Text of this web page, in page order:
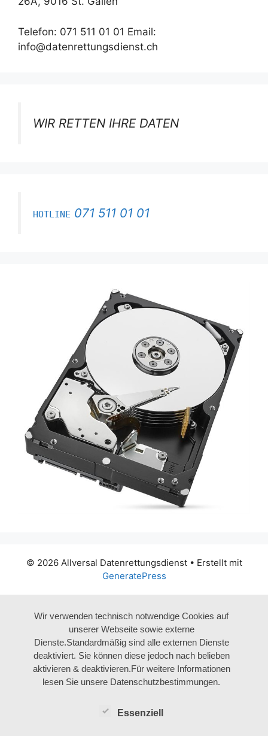
Telefon: 071 511 01 01 Email:
info@datenrettungsdienst.ch
WIR RETTEN IHRE DATEN
HOTLINE 071 511 01 01
© 2026 Allversal Datenrettungsdienst• Erstellt mit
GeneratePress
Wir verwenden technisch notwendige Cookies auf
unserer Webseite sowie externe
Dienste.Standardmäßig sind alle externen Dienste
deaktiviert. Sie können diese jedoch nach belieben
aktivieren & deaktivieren.Für weitere Informationen
lesen Sie unsere Datenschutzbestimmungen.
Essenziell